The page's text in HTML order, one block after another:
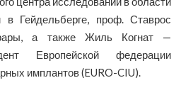
в Гейдельберге, проф. Ставрос
а также Жиль Когнат —
Европейской федерации
имплантов (EURO-CIU).